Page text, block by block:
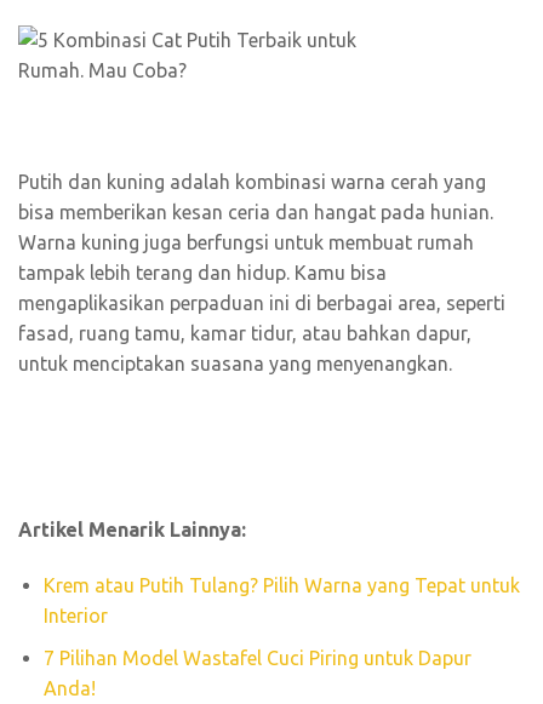
Putih dan kuning adalah kombinasi warna cerah yang
bisa memberikan kesan ceria dan hangat pada hunian.
Warna kuning juga berfungsi untuk membuat rumah
tampak lebih terang dan hidup. Kamu bisa
mengaplikasikan perpaduan ini di berbagai area, seperti
fasad, ruang tamu, kamar tidur, atau bahkan dapur,
untuk menciptakan suasana yang menyenangkan.
Artikel Menarik Lainnya:
Krem atau Putih Tulang? Pilih Warna yang Tepat untuk
Interior
7 Pilihan Model Wastafel Cuci Piring untuk Dapur
Anda!